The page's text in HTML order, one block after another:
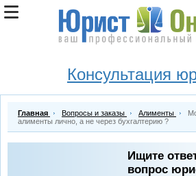
Консультация
Главная Вопросы и заказы Алименты
алименты лично, а не через бухгалтерию ?
Ищите
вопрос